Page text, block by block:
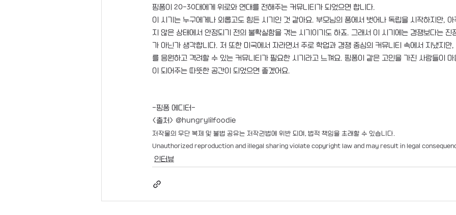
핑퐁이 20-30대에게 위로와 연대를 전해주는 커뮤니티가 되었으면 합니다.
이 시기는 누구에게나 외롭고도 힘든 시기인 것 같아요. 부모님의 품에서 벗어나 독립을 시작하지만, 아
지 않은 상태에서 안정되기 전의 불확실함을 겪는 시기이기도 하죠. 그래서 이 시기에는 경쟁보다는 진
가 아닌가 생각합니다. 저 또한 미국에서 자라면서 주로 학업과 경쟁 중심의 커뮤니티 속에서 지냈지만,
를 응원하고 격려할 수 있는 커뮤니티가 필요한 시기라고 느껴요. 핑퐁이 같은 고민을 가진 사람들이
이 되어주는 따뜻한 공간이 되었으면 좋겠어요.
-핑퐁 에디터-
<출처> @hungrylilfoodie
저작물의 무단 복제 및 불법 공유는 저작권법에 위반 되며, 법적 책임을 초래할 수 있습니다.
Unauthorized reproduction and illegal sharing violate copyright law and may result in legal
인터뷰